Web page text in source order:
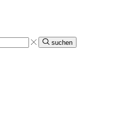
suchen